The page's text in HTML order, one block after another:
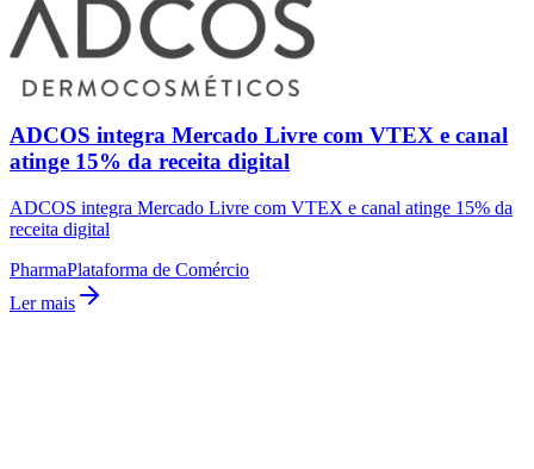
ADCOS integra Mercado Livre com VTEX e canal
atinge 15% da receita digital
ADCOS integra Mercado Livre com VTEX e canal atinge 15% da
receita digital
PharmaPlataforma de Comércio
Ler mais